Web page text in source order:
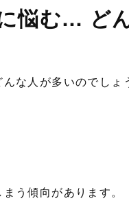
悩む… ど
な人が多いのでしょ
う傾向があります。